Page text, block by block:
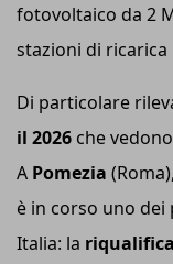
fotovoltaico da 2
stazioni di
Di particolare
il 2026 che
A Pomezia
è in corso uno
Italia: la